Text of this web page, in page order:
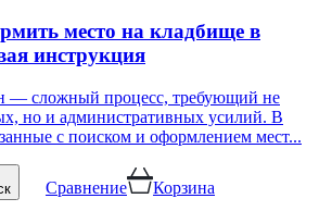
место на кладбище в
инструкция
— сложный процесс, требующий не
но и административных усилий. В
с поиском и оформлением мест...
Сравнение Корзина